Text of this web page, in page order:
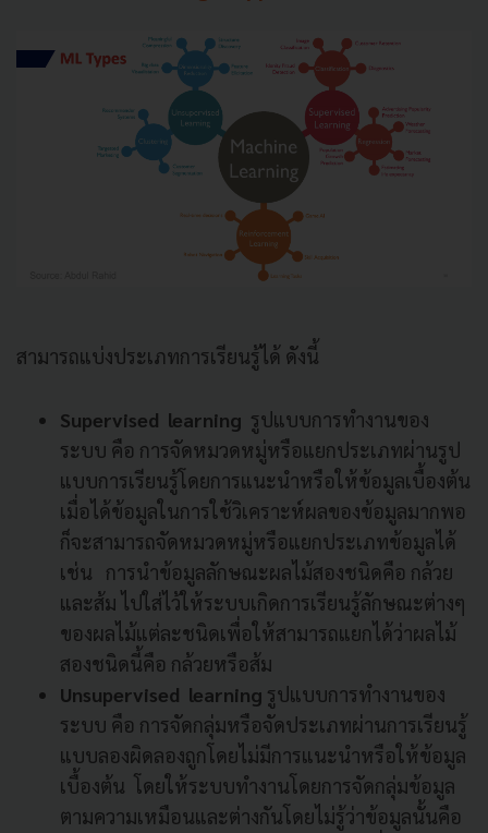
สามารถแบ่งประเภทการเรียนรู้ได้ ดังนี้
Supervised learning รูปแบบการทำงานของ
ระบบ คือ การจัดหมวดหมู่หรือแยกประเภทผ่านรูป
แบบการเรียนรู้โดยการแนะนำหรือให้ข้อมูลเบื้องต้น
เมื่อได้ข้อมูลในการใช้วิเคราะห์ผลของข้อมูลมากพอ
ก็จะสามารถจัดหมวดหมู่หรือแยกประเภทข้อมูลได้
เช่น การนำข้อมูลลักษณะผลไม้สองชนิดคือ กล้วย
และส้ม ไปใส่ไว้ให้ระบบเกิดการเรียนรู้ลักษณะต่างๆ
ของผลไม้แต่ละชนิดเพื่อให้สามารถแยกได้ว่าผลไม้
สองชนิดนี้คือ กล้วยหรือส้ม
Unsupervised learning รูปแบบการทำงานของ
ระบบ คือ การจัดกลุ่มหรือจัดประเภทผ่านการเรียนรู้
แบบลองผิดลองถูกโดยไม่มีการแนะนำหรือให้ข้อมูล
เบื้องต้น โดยให้ระบบทำงานโดยการจัดกลุ่มข้อมูล
ตามความเหมือนและต่างกันโดยไม่รู้ว่าข้อมูลนั้นคือ